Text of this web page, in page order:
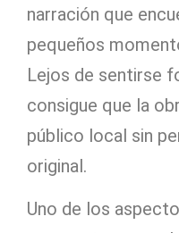
narración que
pequeños
Lejos de sentirse
consigue que la
público local sin
original.
Uno de los